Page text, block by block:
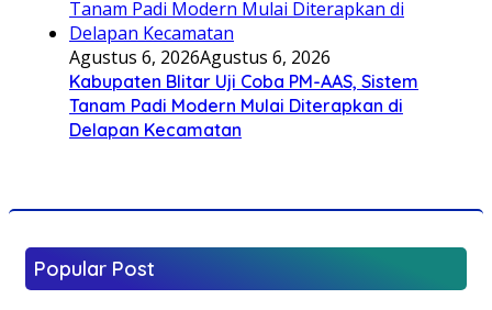
Agustus 6, 2026Agustus 6, 2026
Kabupaten Blitar Uji Coba PM-AAS, Sistem
Tanam Padi Modern Mulai Diterapkan di
Delapan Kecamatan
Popular Post